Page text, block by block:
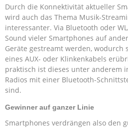
Durch die Konnektivität aktueller
wird auch das Thema Musik-
interessanter. Via Bluetooth oder
Sound vieler Smartphones auf
Geräte gestreamt werden, wodurch
eines AUX- oder Klinkenkabels
praktisch ist dieses unter anderem
Radios mit einer Bluetooth-
sind.
Gewinner auf ganzer Linie
Smartphones verdrängen also den